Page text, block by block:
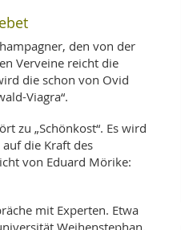
den von der
Verveine reicht die
die schon von Ovid
Viagra“.
zu „Schönkost“. Es wird
die Kraft des
von Eduard Mörike:
mit Experten. Etwa
Weihenstephan,